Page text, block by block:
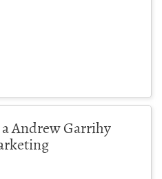
Andrew Garrihy